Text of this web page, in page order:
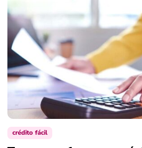
crédito fácil